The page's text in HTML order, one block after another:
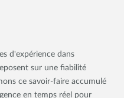
d'expérience dans
sur une fiabilité
ce savoir-faire accumulé
en temps réel pour